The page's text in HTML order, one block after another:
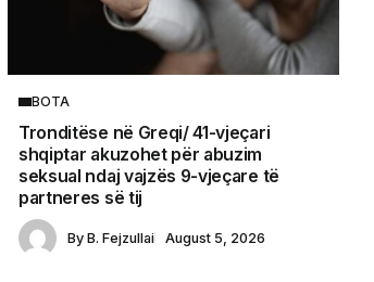
BOTA
Tronditëse në Greqi/ 41-vjeçari
shqiptar akuzohet për abuzim
seksual ndaj vajzës 9-vjeçare të
partneres së tij
By B. Fejzullai August 5, 2026